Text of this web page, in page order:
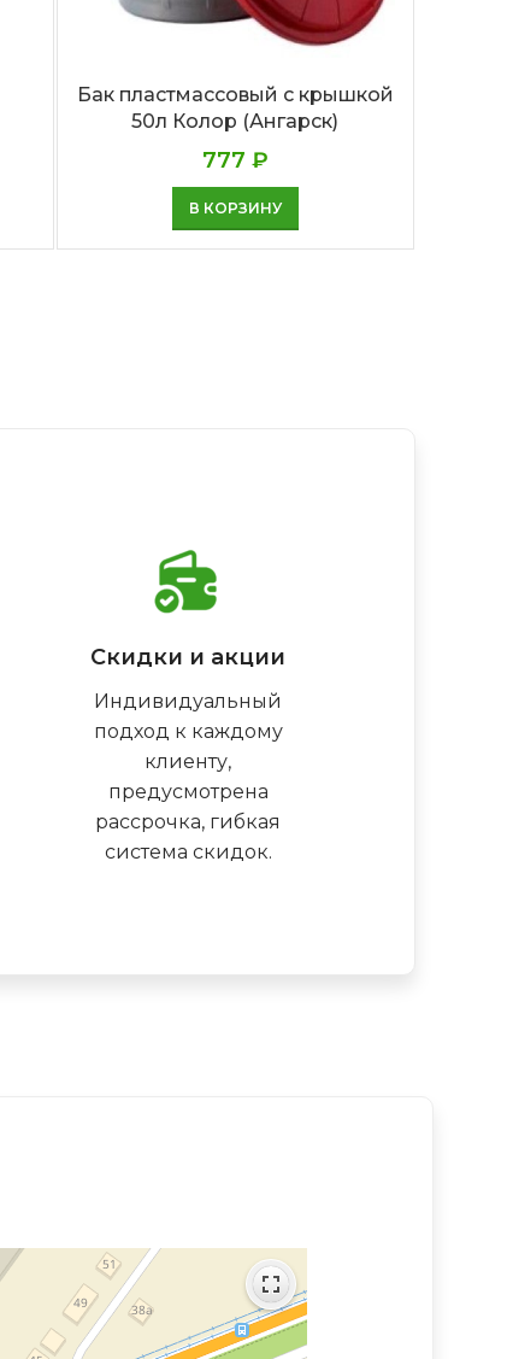
Бак пластмассовый с крышкой
50л Колор (Ангарск)
777 ₽
В КОРЗИНУ
Скидки и акции
Индивидуальный
подход к каждому
клиенту,
предусмотрена
рассрочка, гибкая
система скидок.